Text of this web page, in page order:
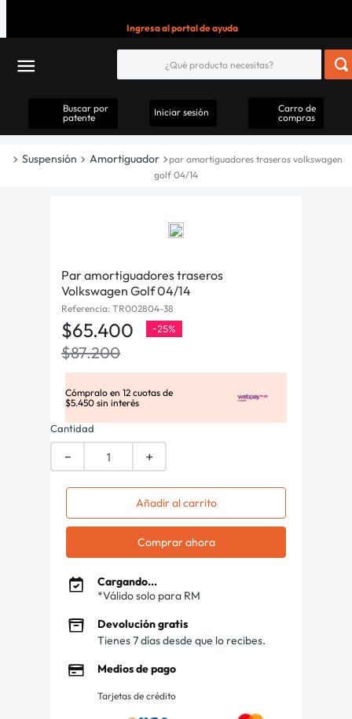
Ingresa al portal de ayuda
Buscar por
patente
Iniciar sesión
Carro de
compras
Suspensión Amortiguador
par amortiguadores traseros volkswagen
golf 04/14
Par amortiguadores traseros
Volkswagen Golf 04/14
Referencia: TR002804-38
$65.400 -25%
$87.200
Cómpralo en 12 cuotas de
$5.450 sin interés
Cantidad
＋
－
Añadir al carrito
Comprar ahora
Cargando...
*Válido solo para RM
Devolución gratis
Tienes 7 días desde que lo recibes.
Medios de pago
Tarjetas de crédito